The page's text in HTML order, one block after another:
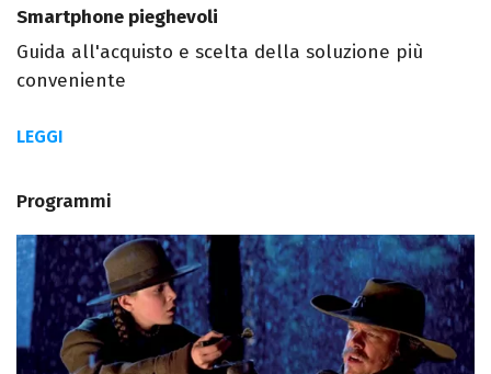
Smartphone pieghevoli
Guida all'acquisto e scelta della soluzione più
conveniente
LEGGI
Programmi